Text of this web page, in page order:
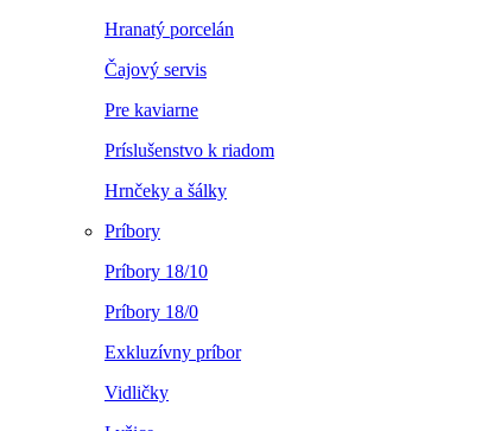
Hranatý porcelán
Čajový servis
Pre kaviarne
Príslušenstvo k riadom
Hrnčeky a šálky
Príbory
Príbory 18/10
Príbory 18/0
Exkluzívny príbor
Vidličky